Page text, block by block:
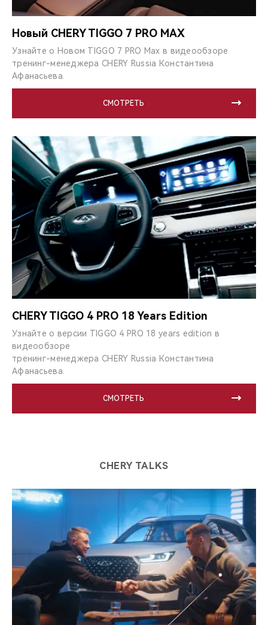
Новый CHERY TIGGO 7 PRO MAX
Узнайте о Новом TIGGO 7 PRO Max в видеообзоре
тренинг-менеджера CHERY Russia Константина
Афанасьева.
СМОТРЕТЬ
CHERY TIGGO 4 PRO 18 Years Edition
Узнайте о версии TIGGO 4 PRO 18 years edition в
видеообзоре
тренинг-менеджера CHERY Russia Константина
Афанасьева.
СМОТРЕТЬ
CHERY TALKS